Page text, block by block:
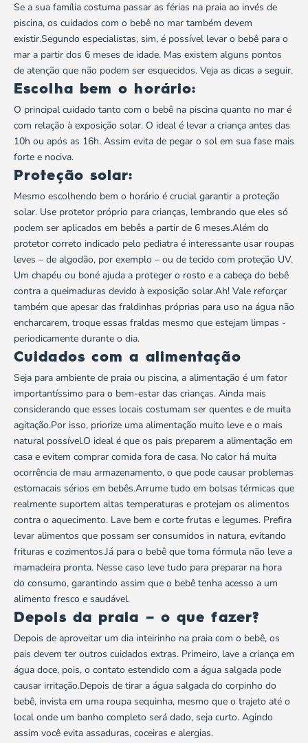
Se a sua família costuma passar as férias na praia ao invés de
piscina, os cuidados com o bebê no mar também devem
existir.Segundo especialistas, sim, é possível levar o bebê para o
mar a partir dos 6 meses de idade. Mas existem alguns pontos
de atenção que não podem ser esquecidos. Veja as dicas a seguir.
Escolha bem o horário:
O principal cuidado tanto com o bebê na piscina quanto no mar é
com relação à exposição solar. O ideal é levar a criança antes das
10h ou após as 16h. Assim evita de pegar o sol em sua fase mais
forte e nociva.
Proteção solar:
Mesmo escolhendo bem o horário é crucial garantir a proteção
solar. Use protetor próprio para crianças, lembrando que eles só
podem ser aplicados em bebês a partir de 6 meses.Além do
protetor correto indicado pelo pediatra é interessante usar roupas
leves – de algodão, por exemplo – ou de tecido com proteção UV.
Um chapéu ou boné ajuda a proteger o rosto e a cabeça do bebê
contra a queimaduras devido à exposição solar.Ah! Vale reforçar
também que apesar das fraldinhas próprias para uso na água não
encharcarem, troque essas fraldas mesmo que estejam limpas -
periodicamente durante o dia.
Cuidados com a alimentação
Seja para ambiente de praia ou piscina, a alimentação é um fator
importantíssimo para o bem-estar das crianças. Ainda mais
considerando que esses locais costumam ser quentes e de muita
agitação.Por isso, priorize uma alimentação muito leve e o mais
natural possível.O ideal é que os pais preparem a alimentação em
casa e evitem comprar comida fora de casa. No calor há muita
ocorrência de mau armazenamento, o que pode causar problemas
estomacais sérios em bebês.Arrume tudo em bolsas térmicas que
realmente suportem altas temperaturas e protejam os alimentos
contra o aquecimento. Lave bem e corte frutas e legumes. Prefira
levar alimentos que possam ser consumidos in natura, evitando
frituras e cozimentos.Já para o bebê que toma fórmula não leve a
mamadeira pronta. Nesse caso leve tudo para preparar na hora
do consumo, garantindo assim que o bebê tenha acesso a um
alimento fresco e saudável.
Depois da praia – o que fazer?
Depois de aproveitar um dia inteirinho na praia com o bebê, os
pais devem ter outros cuidados extras. Primeiro, lave a criança em
água doce, pois, o contato estendido com a água salgada pode
causar irritação.Depois de tirar a água salgada do corpinho do
bebê, invista em uma roupa sequinha, mesmo que o trajeto até o
local onde um banho completo será dado, seja curto. Agindo
assim você evita assaduras, coceiras e alergias.